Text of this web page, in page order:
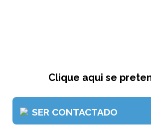
Clique aqui se
SER CONTACTADO